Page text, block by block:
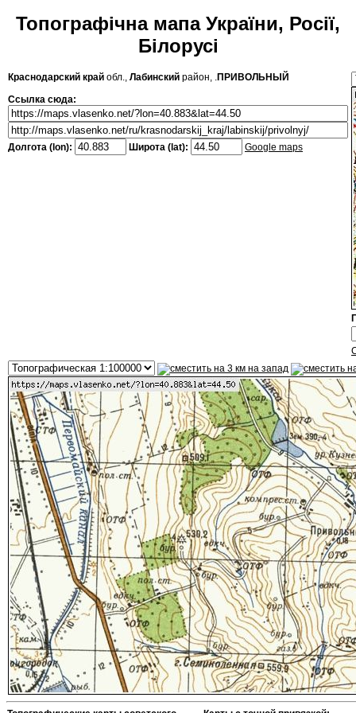
Топографічна мапа України, Росії,
Білорусі
Краснодарский край обл., Лабинский район, .ПРИВОЛЬНЫЙ
Ссылка сюда:
Долгота (lon): Широта (lat): Google maps